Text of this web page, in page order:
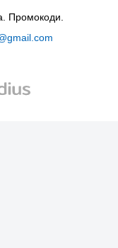
Промокоди.